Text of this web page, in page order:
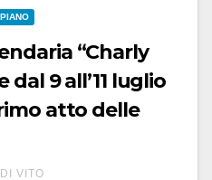
“Charly
dal 9 all’11 luglio
atto delle
VITO